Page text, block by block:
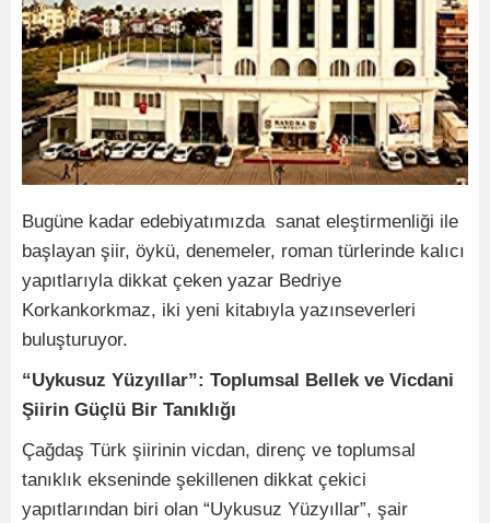
Bugüne kadar edebiyatımızda sanat eleştirmenliği ile
başlayan şiir, öykü, denemeler, roman türlerinde kalıcı
yapıtlarıyla dikkat çeken yazar Bedriye
Korkankorkmaz, iki yeni kitabıyla yazınseverleri
buluşturuyor.
“Uykusuz Yüzyıllar”: Toplumsal Bellek ve Vicdani
Şiirin Güçlü Bir Tanıklığı
Çağdaş Türk şiirinin vicdan, direnç ve toplumsal
tanıklık ekseninde şekillenen dikkat çekici
yapıtlarından biri olan “Uykusuz Yüzyıllar”, şair